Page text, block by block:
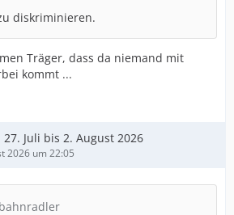
diskriminieren.
Träger, dass da niemand mit
kommt ...
27. Juli bis 2. August 2026
2026 um 22:05